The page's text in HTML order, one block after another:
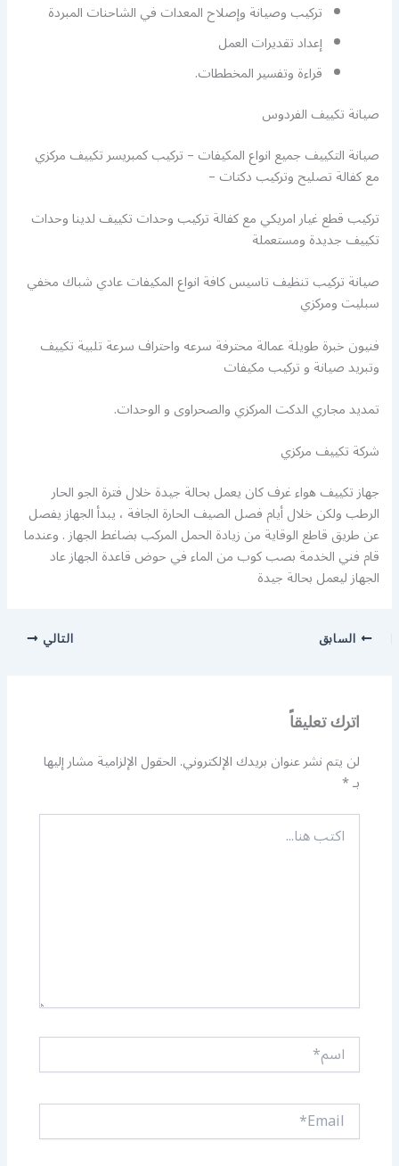
تركيب وصيانة وإصلاح المعدات في الشاحنات المبردة
إعداد تقديرات العمل
قراءة وتفسير المخططات.
صيانة تكييف الفردوس
صيانة التكييف جميع انواع المكيفات – تركيب كمبريسر تكييف مركزي
مع كفالة تصليح وتركيب دكتات –
تركيب قطع غيار امريكي مع كفالة تركيب وحدات تكييف لدينا وحدات
تكييف جديدة ومستعملة
صيانة تركيب تنظيف تاسيس كافة انواع المكيفات عادي شباك مخفي
سبليت ومركزي
فنيون خبرة طويلة عمالة محترفة سرعه واحتراف سرعة تلبية تكييف
وتبريد صيانة و تركيب مكيفات
تمديد مجاري الدكت المركزي والصحراوى و الوحدات.
شركة تكييف مركزي
جهاز تكييف هواء غرف كان يعمل بحالة جيدة خلال فترة الجو الحار
الرطب ولكن خلال أيام فصل الصيف الحارة الجافة ، يبدأ الجهاز يفصل
عن طريق قاطع الوقاية من زيادة الحمل المركب بضاغط الجهاز . وعندما
قام فني الخدمة بصب كوب من الماء في حوض قاعدة الجهاز عاد
الجهاز ليعمل بحالة جيدة
السابق التالي
اترك تعليقاً
لن يتم نشر عنوان بريدك الإلكتروني.الحقول الإلزامية مشار إليها
بـ*
اكتب
هنا...
اسم*
Email*